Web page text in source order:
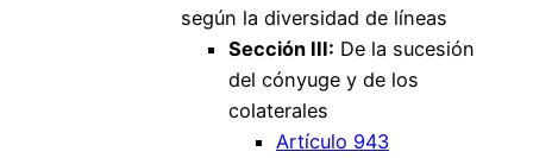
según la diversidad de líneas
Sección III: De la sucesión
del cónyuge y de los
colaterales
Artículo 943